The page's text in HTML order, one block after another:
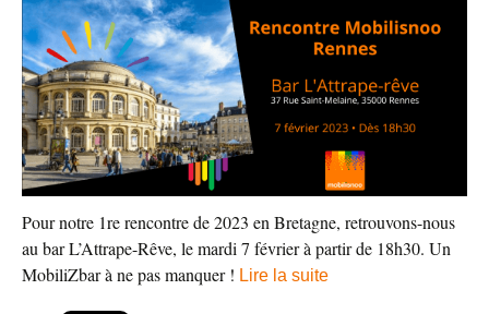
Pour notre 1re rencontre de 2023 en Bretagne, retrouvons-nous
au bar L’Attrape-Rêve, le mardi 7 février à partir de 18h30. Un
MobiliZbar à ne pas manquer ! Lire la suite